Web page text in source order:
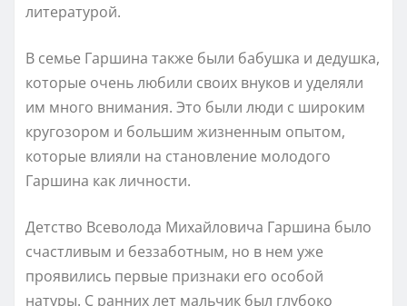
литературой.
В семье Гаршина также были бабушка и дедушка,
которые очень любили своих внуков и уделяли
им много внимания. Это были люди с широким
кругозором и большим жизненным опытом,
которые влияли на становление молодого
Гаршина как личности.
Детство Всеволода Михайловича Гаршина было
счастливым и беззаботным, но в нем уже
проявились первые признаки его особой
натуры. С ранних лет мальчик был глубоко